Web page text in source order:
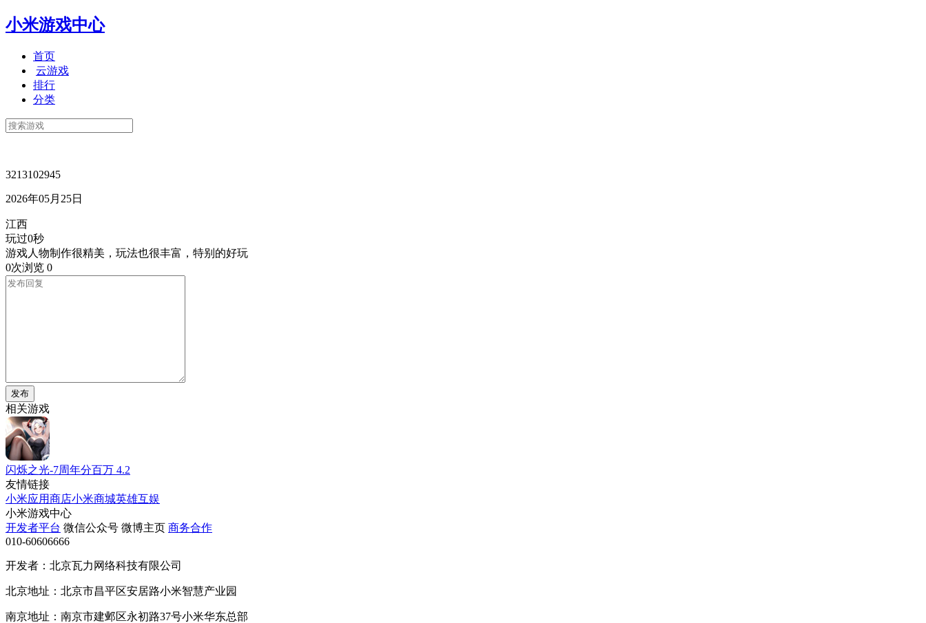
小米游戏中心
首页
云游戏
排行
分类
3213102945
2026年05月25日
江西
玩过0秒
游戏人物制作很精美，玩法也很丰富，特别的好玩
0次浏览 0
发布
相关游戏
闪烁之光-7周年分百万 4.2
友情链接
小米应用商店小米商城英雄互娱
小米游戏中心
开发者平台 微信公众号 微博主页 商务合作
010-60606666
开发者：北京瓦力网络科技有限公司
北京地址：北京市昌平区安居路小米智慧产业园
南京地址：南京市建邺区永初路37号小米华东总部